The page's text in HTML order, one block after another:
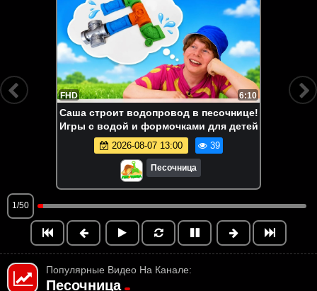
FHD 6:10
Саша строит водопровод в песочнице!
Игры с водой и формочками для детей
2026-08-07 13:00 39
Песочница
1/50
Популярные Видео На Канале:
Песочница